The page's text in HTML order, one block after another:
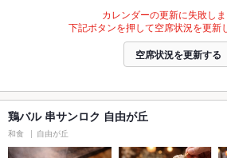
カレンダーの更新に失敗しま
下記ボタンを押して空席状況を更新
空席状況を更新する
鶏バル 串サンロク 自由が丘
和食 自由が丘